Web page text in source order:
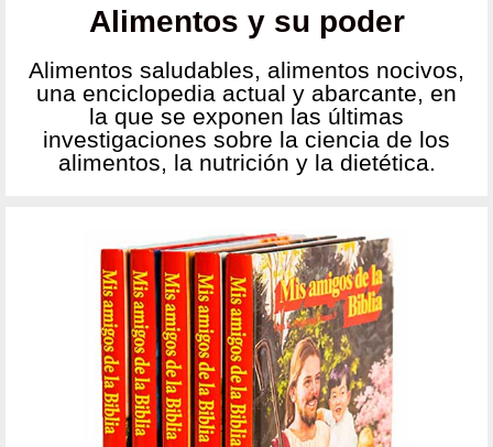
Alimentos y su poder
Alimentos saludables, alimentos nocivos,
una enciclopedia actual y abarcante, en
la que se exponen las últimas
investigaciones sobre la ciencia de los
alimentos, la nutrición y la dietética.